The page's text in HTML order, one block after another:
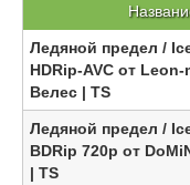
Ледяной предел /
HDRip-AVC от Leon-
Велес | TS
Ледяной предел /
BDRip 720p от
| TS